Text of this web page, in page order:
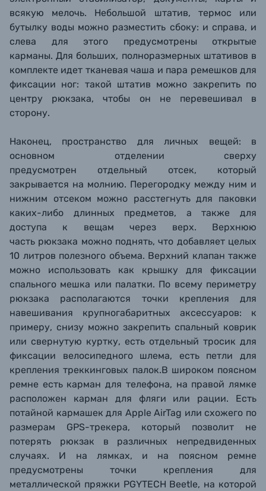
всякую мелочь. Небольшой штатив, термос или
бутылку воды можно разместить сбоку: и справа, и
слева для этого предусмотрены открытые
карманы. Для больших, полноразмерных штативов в
комплекте идет тканевая чаша и пара ремешков для
фиксации ног: такой штатив можно закрепить по
центру рюкзака, чтобы он не перевешивал в
сторону.
Наконец, пространство для личных вещей: в
основном отделении сверху
предусмотрен отдельный отсек, который
закрывается на молнию. Перегородку между ним и
нижним отсеком можно расстегнуть для паковки
каких-либо длинных предметов, а также для
доступа к вещам через верх. Верхнюю
часть рюкзака можно поднять, что добавляет целых
10 литров полезного объема. Верхний клапан также
можно использовать как крышку для фиксации
спального мешка или палатки. По всему периметру
рюкзака располагаются точки крепления для
навешивания крупногабаритных аксессуаров: к
примеру, снизу можно закрепить спальный коврик
или свернутую куртку, есть отдельный тросик для
фиксации велосипедного шлема, есть петли для
крепления треккинговых палок.В широком поясном
ремне есть карман для телефона, на правой лямке
расположен карман для фляги или рации. Есть
потайной кармашек для Apple AirTag или схожего по
размерам GPS-трекера, который позволит не
потерять рюкзак в различных непредвиденных
случаях. И на лямках, и на поясном ремне
предусмотрены точки крепления для
металлической пряжки PGYTECH Beetle, на которой